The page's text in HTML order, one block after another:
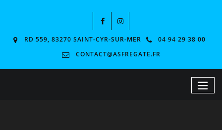
RD 559, 83270 SAINT-CYR-SUR-MER
04 94 29 38 00
CONTACT@ASFREGATE.FR